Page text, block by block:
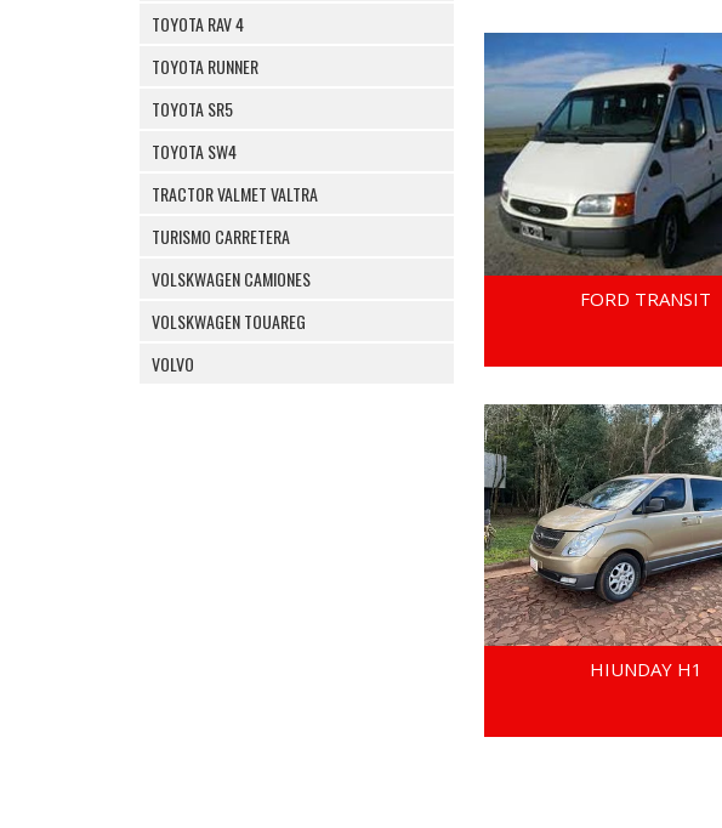
TOYOTA RAV 4
TOYOTA RUNNER
TOYOTA SR5
TOYOTA SW4
TRACTOR VALMET VALTRA
TURISMO CARRETERA
VOLSKWAGEN CAMIONES
VOLSKWAGEN TOUAREG
VOLVO
FORD TRANSIT
HIUNDAY H1